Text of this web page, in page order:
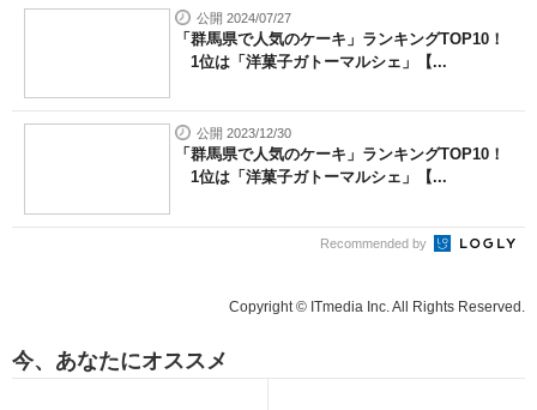
公開 2024/07/27
「群馬県で人気のケーキ」ランキングTOP10！
1位は「洋菓子ガトーマルシェ」【...
公開 2023/12/30
「群馬県で人気のケーキ」ランキングTOP10！
1位は「洋菓子ガトーマルシェ」【...
Recommended by
Copyright © ITmedia Inc. All Rights Reserved.
今、あなたにオススメ